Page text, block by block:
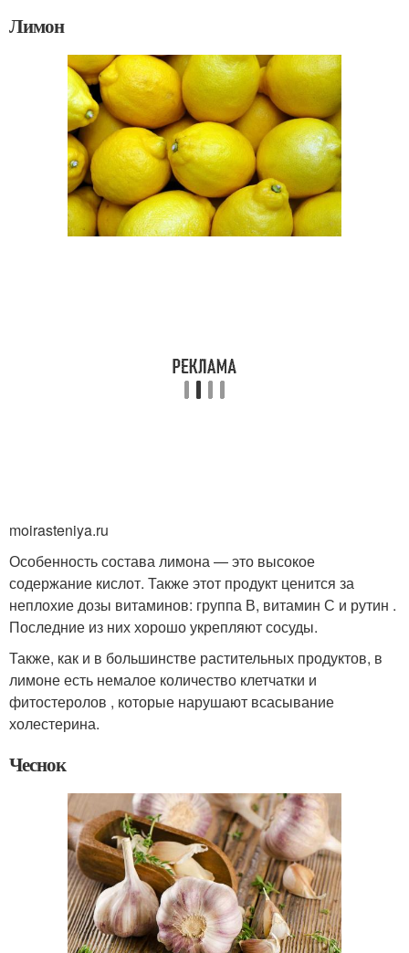
Лимон
moirasteniya.ru
Особенность состава лимона — это высокое
содержание кислот. Также этот продукт ценится за
неплохие дозы витаминов: группа В, витамин С и рутин .
Последние из них хорошо укрепляют сосуды.
Также, как и в большинстве растительных продуктов, в
лимоне есть немалое количество клетчатки и
фитостеролов , которые нарушают всасывание
холестерина.
Чеснок